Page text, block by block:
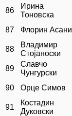
86
Ирина
Тоновска
87
Флорин Асани
88
Владимир
Стојаноски
89
Славчо
Чунгурски
90 Орце Симов
91
Костадин
Дуковски